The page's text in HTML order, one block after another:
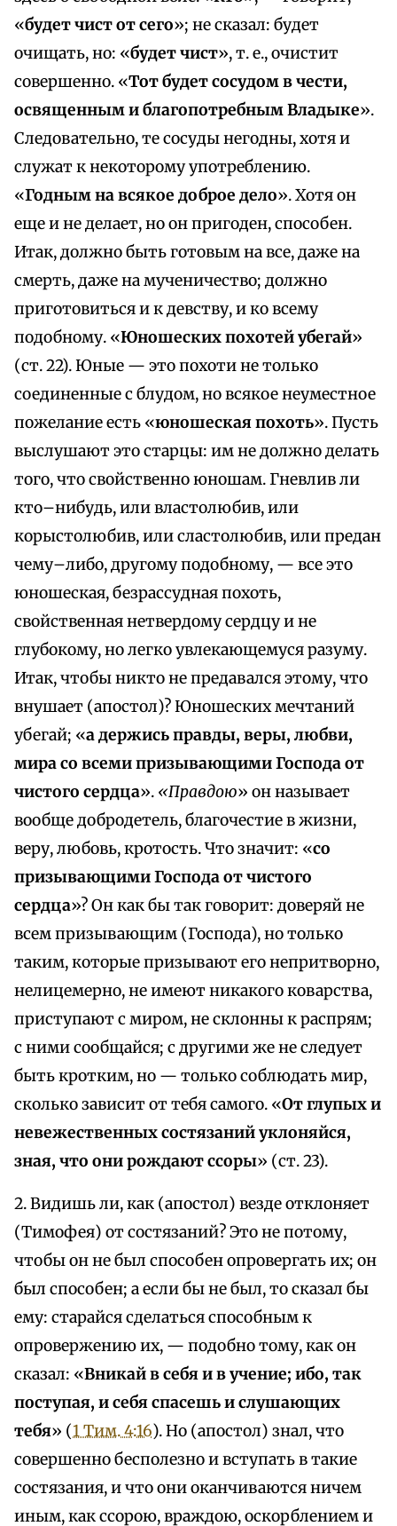
«будет чист от сего»; не сказал: будет
очищать, но: «будет чист», т. е., очистит
совершенно. «Тот будет сосудом в чести,
освященным и благопотребным Владыке».
Следовательно, те сосуды негодны, хотя и
служат к некоторому употреблению.
«Годным на всякое доброе дело». Хотя он
еще и не делает, но он пригоден, способен.
Итак, должно быть готовым на все, даже на
смерть, даже на мученичество; должно
приготовиться и к девству, и ко всему
подобному. «Юношеских похотей убегай»
(ст. 22). Юные — это похоти не только
соединенные с блудом, но всякое неуместное
пожелание есть «юношеская похоть». Пусть
выслушают это старцы: им не должно делать
того, что свойственно юношам. Гневлив ли
кто–нибудь, или властолюбив, или
корыстолюбив, или сластолюбив, или предан
чему–либо, другому подобному, — все это
юношеская, безрассудная похоть,
свойственная нетвердому сердцу и не
глубокому, но легко увлекающемуся разуму.
Итак, чтобы никто не предавался этому, что
внушает (апостол)? Юношеских мечтаний
убегай; «а держись правды, веры, любви,
мира со всеми призывающими Господа от
чистого сердца». «Правдою» он называет
вообще добродетель, благочестие в жизни,
веру, любовь, кротость. Что значит: «со
призывающими Господа от чистого
сердца»? Он как бы так говорит: доверяй не
всем призывающим (Господа), но только
таким, которые призывают его непритворно,
нелицемерно, не имеют никакого коварства,
приступают с миром, не склонны к распрям;
с ними сообщайся; с другими же не следует
быть кротким, но — только соблюдать мир,
сколько зависит от тебя самого. «От глупых и
невежественных состязаний уклоняйся,
зная, что они рождают ссоры» (ст. 23).
2. Видишь ли, как (апостол) везде отклоняет
(Тимофея) от состязаний? Это не потому,
чтобы он не был способен опровергать их; он
был способен; а если бы не был, то сказал бы
ему: старайся сделаться способным к
опровержению их, — подобно тому, как он
сказал: «Вникай в себя и в учение; ибо, так
поступая, и себя спасешь и слушающих
тебя» (1 Тим. 4:16). Но (апостол) знал, что
совершенно бесполезно и вступать в такие
состязания, и что они оканчиваются ничем
иным, как ссорою, враждою, оскорблением и